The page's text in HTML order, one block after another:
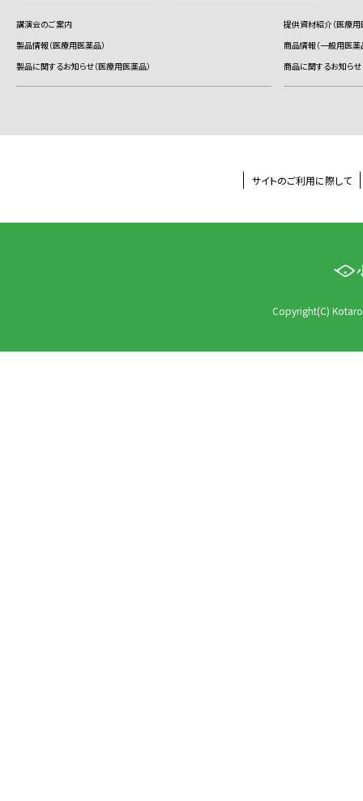
講演会のご案内
製品情報（医療用医薬品）
製品に関するお知らせ（医療用医薬品）
提供資材紹介（医療用
商品情報（一般用医薬
商品に関するお知らせ
サイトのご利用に際して
Copyright(C)